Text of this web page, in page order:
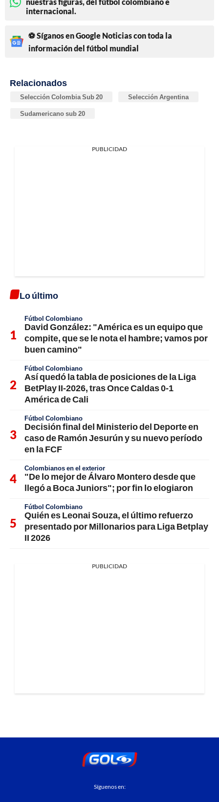
internacional.
⚽ Síganos en Google Noticias con toda la
información del fútbol mundial
Relacionados
Selección Colombia Sub 20 Selección Argentina
Sudamericano sub 20
PUBLICIDAD
Lo último
Fútbol Colombiano
David González: "América es un equipo que
compite, que se le nota el hambre; vamos por
buen camino"
Fútbol Colombiano
Así quedó la tabla de posiciones de la Liga
BetPlay II-2026, tras Once Caldas 0-1
América de Cali
Fútbol Colombiano
Decisión final del Ministerio del Deporte en
caso de Ramón Jesurún y su nuevo período
en la FCF
Colombianos en el exterior
"De lo mejor de Álvaro Montero desde que
llegó a Boca Juniors"; por fin lo elogiaron
Fútbol Colombiano
Quién es Leonai Souza, el último refuerzo
presentado por Millonarios para Liga Betplay
II 2026
PUBLICIDAD
Síguenos en: